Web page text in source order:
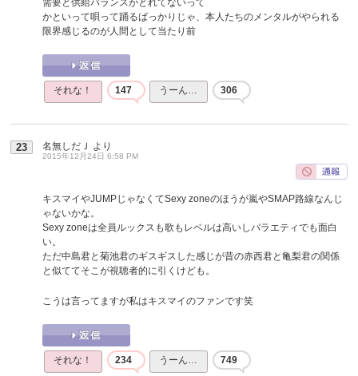
需要と供給バランスがとれてないって
かといって唄って踊るばっかりじゃ、本人たちのメンタルがやられる
限界感じるのが人間として当たり前
それな！ 147 うーん… 306
23 名無しだＪ より
2015年12月24日 6:58 PM
キスマイやJUMPじゃなくてSexy zoneのほうが嵐やSMAP路線なんじ
ゃないかな。
Sexy zoneは全員ルックスも歌もレベルは高いしバラエティでも面白
い。
ただ中島君と菊池君のギスギスした感じが昔の赤西君と亀梨君の関係
と似ててそこが視聴者的に引くけども。
こうは言ってますが私はキスマイのファンです笑
それな！ 234 うーん… 749